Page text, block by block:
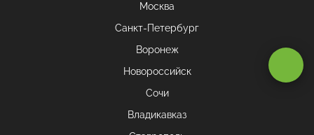
Москва
Санкт-Петербург
Воронеж
Новороссийск
Сочи
Владикавказ
Оставаясь на сайте, вы даетесогласие на обработку cookie и
Принимаю